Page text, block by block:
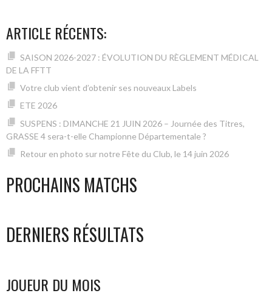
ARTICLE RÉCENTS:
SAISON 2026-2027 : ÉVOLUTION DU RÈGLEMENT MÉDICAL
DE LA FFTT
Votre club vient d’obtenir ses nouveaux Labels
ETE 2026
SUSPENS : DIMANCHE 21 JUIN 2026 – Journée des Titres,
GRASSE 4 sera-t-elle Championne Départementale ?
Retour en photo sur notre Fête du Club, le 14 juin 2026
PROCHAINS MATCHS
DERNIERS RÉSULTATS
JOUEUR DU MOIS